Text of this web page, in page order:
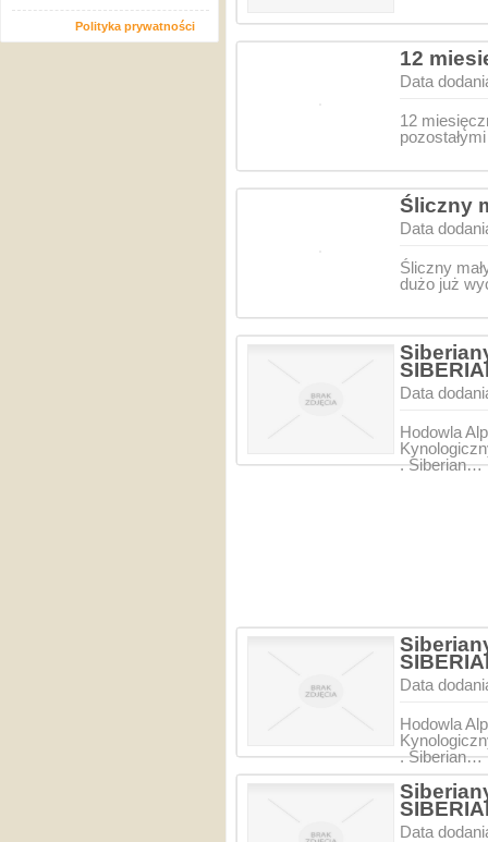
Polityka prywatności
12
Data
12
Śliczny
Data
Śliczny
dużo już
Data
Hodowla
. Siberian…
Data
Hodowla
. Siberian…
Data